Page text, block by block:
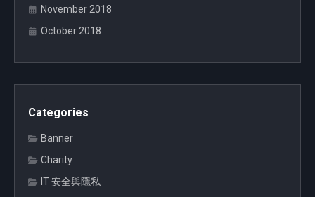
November 2018
October 2018
Categories
Banner
Charity
IT 安全與隱私